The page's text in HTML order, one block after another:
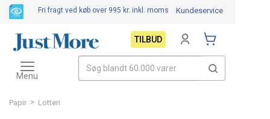
Papir > Lotteri
Fri fragt ved køb over 995 kr. inkl. moms Kundeservice
TILBUD
Toggle
navigation
Menu